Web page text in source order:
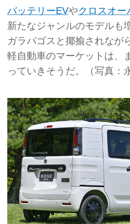
バッテリーEVやクロスオー
新たなジャンルのモデルも
ガラパゴスと揶揄されなが
軽自動車のマーケットは、
っていきそうだ。（写真：